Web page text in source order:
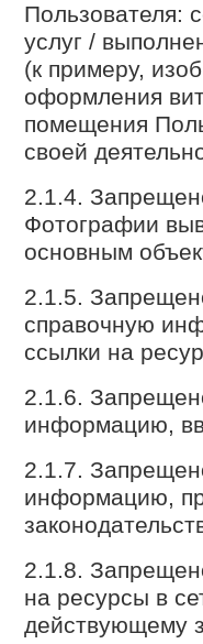
Пользователя:
услуг /
(к примеру,
оформления
помещения
своей
2.1.4.
Фотографии
основным
2.1.5.
справочную
ссылки на
2.1.6.
информацию,
2.1.7.
информацию,
2.1.8.
на ресурсы в
действующему